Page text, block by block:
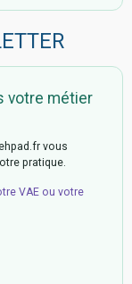
votre métier
vous
pratique.
VAE ou votre